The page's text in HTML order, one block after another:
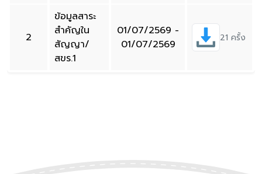
2
ข้อมูลสาระ
สำคัญใน
สัญญา/
สขร.1
01/07/2569 -
01/07/2569
21 ครั้ง